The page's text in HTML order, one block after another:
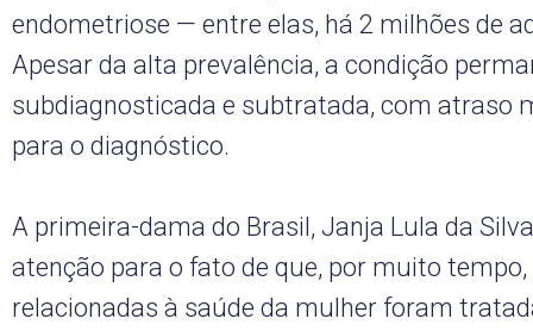
endometriose — entre elas, há 2 milhões de
Apesar da alta prevalência, a condição
subdiagnosticada e subtratada, com atraso
para o diagnóstico.
A primeira-dama do Brasil, Janja Lula da
atenção para o fato de que, por muito
relacionadas à saúde da mulher foram